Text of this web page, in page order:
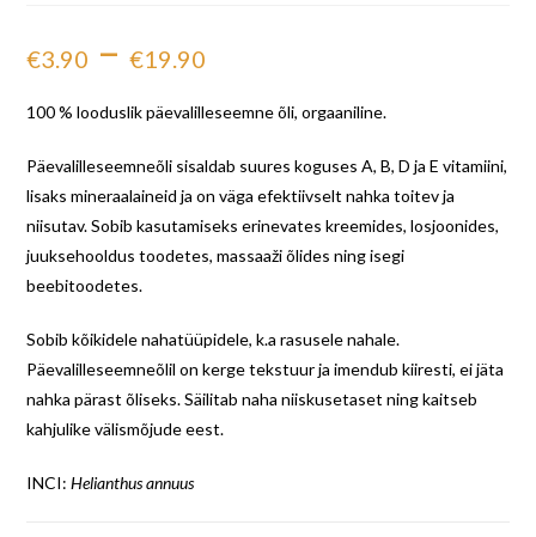
€3.90 – €19.90
100 % looduslik päevalilleseemne õli, orgaaniline.
Päevalilleseemneõli sisaldab suures koguses A, B, D ja E vitamiini,
lisaks mineraalaineid ja on väga efektiivselt nahka toitev ja
niisutav. Sobib kasutamiseks erinevates kreemides, losjoonides,
juuksehooldus toodetes, massaaži õlides ning isegi
beebitoodetes.
Sobib kõikidele nahatüüpidele, k.a rasusele nahale.
Päevalilleseemneõlil on kerge tekstuur ja imendub kiiresti, ei jäta
nahka pärast õliseks. Säilitab naha niiskusetaset ning kaitseb
kahjulike välismõjude eest.
INCI:Helianthus annuus